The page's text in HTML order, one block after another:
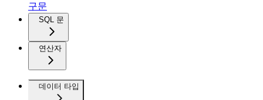
구문
SQL 문
연산자
데이터 타입